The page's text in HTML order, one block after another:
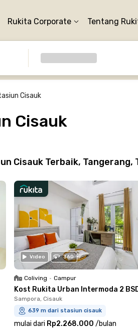
Rukita Corporate Tentang
Cisauk
Cisauk
Cisauk Terbaik,
Video 360
Coliving • Campur
Kost Rukita Urban Intermoda 2
Sampora, Cisauk
639 m dari stasiun cisauk
mulai dari Rp2.268.000 /bulan